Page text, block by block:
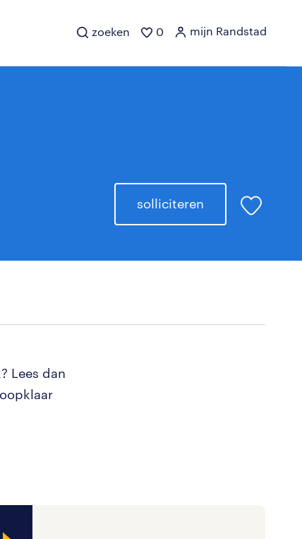
zoeken 0 mijn Randstad
solliciteren
Lees dan